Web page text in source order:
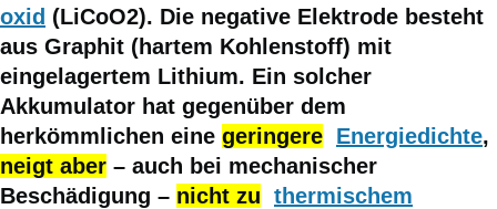
oxid (LiCoO2). Die negative Elektrode besteht
aus Graphit (hartem Kohlenstoff) mit
eingelagertem Lithium. Ein solcher
Akkumulator hat gegenüber dem
herkömmlichen eine geringere Energiedichte,
neigt aber – auch bei mechanischer
Beschädigung – nicht zu thermischem